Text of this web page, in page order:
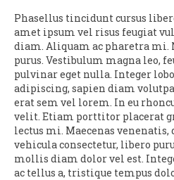
Phasellus tincidunt cursus
amet ipsum vel risus feugiat
diam. Aliquam ac pharetra mi.
purus. Vestibulum magna leo,
pulvinar eget nulla. Integer
adipiscing, sapien diam
erat sem vel lorem. In eu
velit. Etiam porttitor placerat
lectus mi. Maecenas
vehicula consectetur, libero
mollis diam dolor vel est.
ac tellus a, tristique tempus